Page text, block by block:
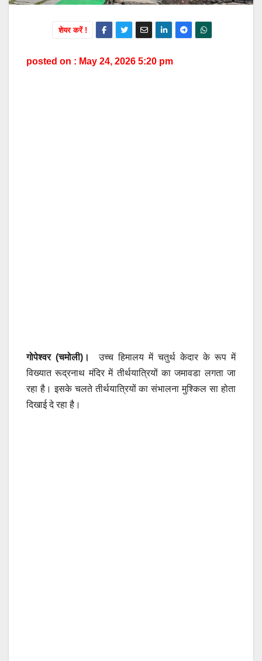
शेयर करें !
posted on : May 24, 2026 5:20 pm
गोपेश्वर (चमोली)।
उच्च हिमालय में चतुर्थ केदार के रूप में
विख्यात रूद्रनाथ मंदिर में तीर्थयात्रियों का जमावडा लगता जा
रहा है। इसके चलते तीर्थयात्रियों का संभालना मुश्किल सा होता
दिखाई दे रहा है।